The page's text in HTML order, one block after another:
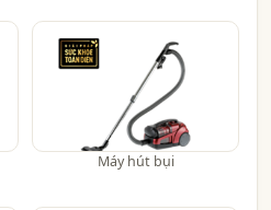
Máy hút bụi